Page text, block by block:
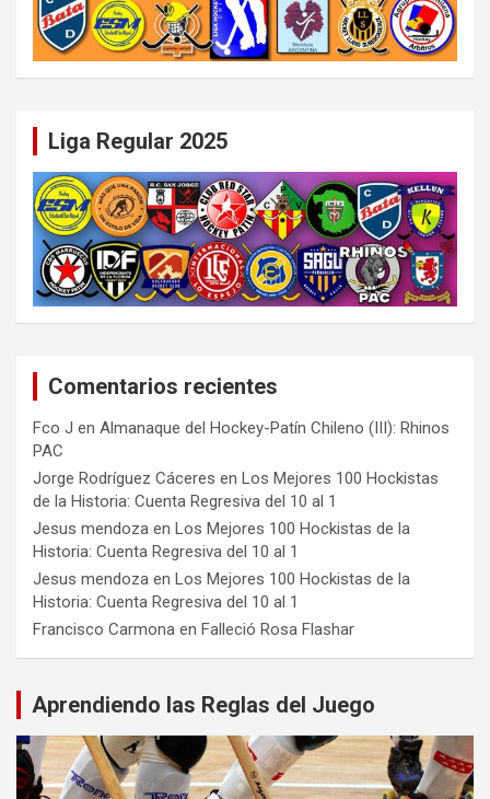
Liga Regular 2025
Comentarios recientes
Fco J en Almanaque del Hockey-Patín Chileno (III): Rhinos
PAC
Jorge Rodríguez Cáceres en Los Mejores 100 Hockistas
de la Historia: Cuenta Regresiva del 10 al 1
Jesus mendoza en Los Mejores 100 Hockistas de la
Historia: Cuenta Regresiva del 10 al 1
Jesus mendoza en Los Mejores 100 Hockistas de la
Historia: Cuenta Regresiva del 10 al 1
Francisco Carmona en Falleció Rosa Flashar
Aprendiendo las Reglas del Juego